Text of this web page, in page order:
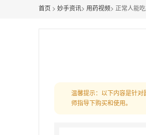
首页 > 妙手资讯> 用药视频> 正常人能
温馨提示：以下内容是针
师指导下购买和使用。